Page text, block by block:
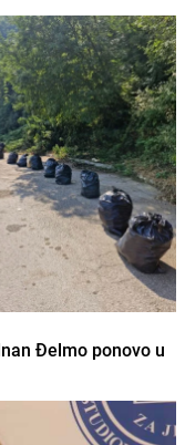
Đelmo ponovo u